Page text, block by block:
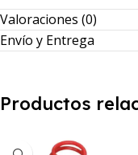
Valoraciones (0)
Envío y Entrega
Productos